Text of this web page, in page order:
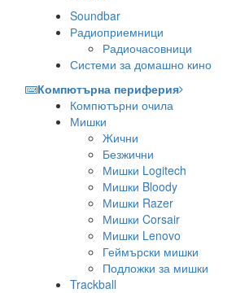
Soundbar
Радиоприемници
Радиочасовници
Системи за домашно кино
Компютърна периферия
Компютърни очила
Мишки
Жични
Безжични
Мишки Logitech
Мишки Bloody
Мишки Razer
Мишки Corsair
Мишки Lenovo
Геймърски мишки
Подложки за мишки
Trackball